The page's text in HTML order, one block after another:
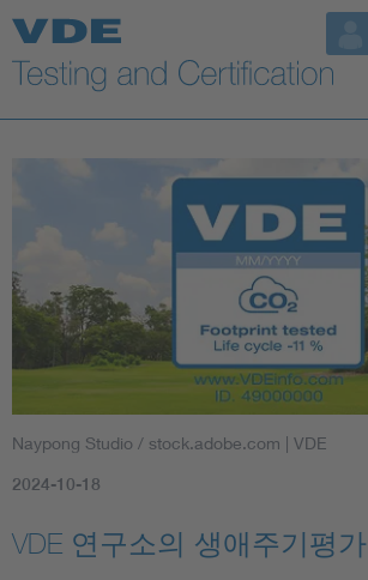
Key Topics
Naypong Studio / stock.adobe.com | VDE
2024-10-18
VDE 연구소의 생애주기평가